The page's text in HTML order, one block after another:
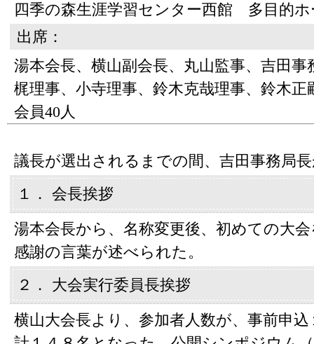
四季の森生涯学習センター西館 多目的ホ
出席：
湯本会長、横山副会長、丸山監事、吉田
梶理事、小寺理事、鈴木克哉理事、鈴木
会員40人
議長が選出されるまでの間、吉田事務局
１． 会長挨拶
湯本会長から、名称変更後、初めての大
感謝の言葉が述べられた。
２． 大会実行委員長挨拶
横山大会長より、参加者人数が、事前申